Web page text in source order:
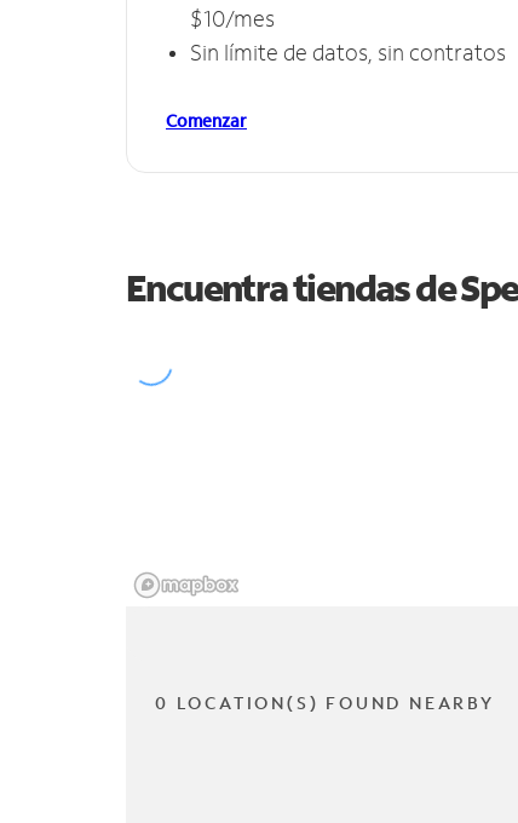
$10/mes
Sin límite de datos, sin contratos
Comenzar
Encuentra tiendas de
0 LOCATION(S) FOUND NEARBY